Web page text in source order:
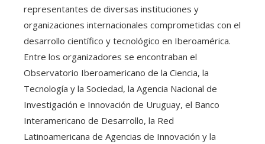
representantes de diversas instituciones y
organizaciones internacionales comprometidas con el
desarrollo científico y tecnológico en Iberoamérica.
Entre los organizadores se encontraban el
Observatorio Iberoamericano de la Ciencia, la
Tecnología y la Sociedad, la Agencia Nacional de
Investigación e Innovación de Uruguay, el Banco
Interamericano de Desarrollo, la Red
Latinoamericana de Agencias de Innovación y la